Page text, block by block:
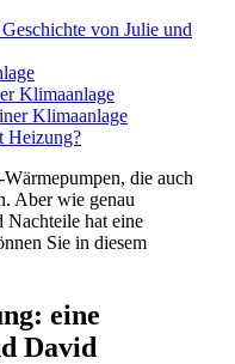
von Julie und
Klimaanlage
Klimaanlage
Heizung?
die auch
Aber wie genau
hat eine
Sie in diesem
eine
David